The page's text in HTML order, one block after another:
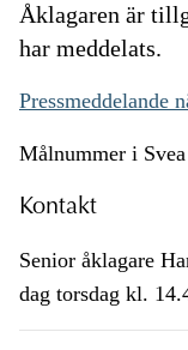
Åklagaren är
har meddelats.
Pressmeddelande
Målnummer i Svea
Kontakt
Senior åklagare
dag torsdag kl.